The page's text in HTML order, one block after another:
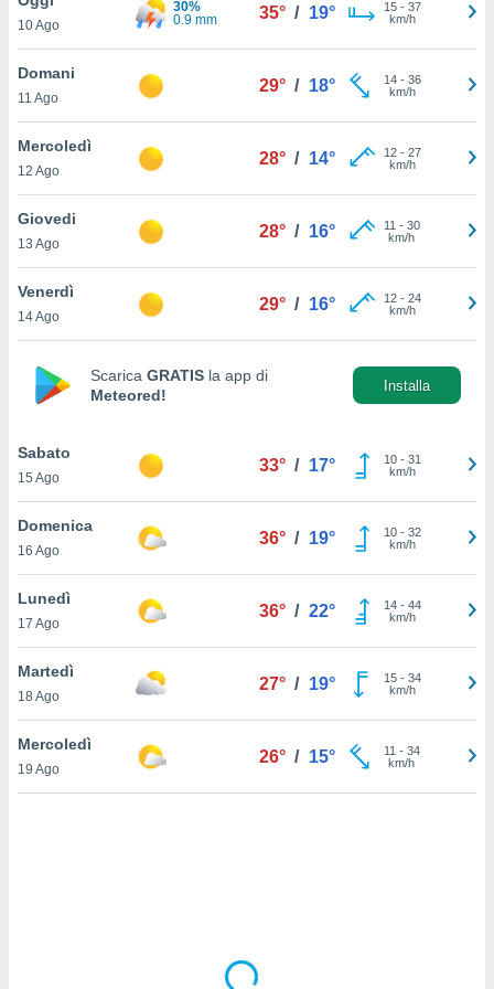
è
al sito
di
ci
di
il
un
la
nella
cookie
il tuo
in
a piè
del
10 Ago
30%
0.9 mm
35° / 19° 15- 37
km/h
Domani
11 Ago
29° / 18° 14- 36
km/h
Mercoledì
12 Ago
28° / 14° 12- 27
km/h
Giovedi
13 Ago
28° / 16° 11 - 30
km/h
Venerdì
14 Ago
29° / 16° 12- 24
km/h
Scarica GRATIS la app di
Meteored!
Installa
Sabato
15 Ago
33° / 17° 10- 31
km/h
Domenica
16 Ago
36° / 19° 10- 32
km/h
Lunedì
17 Ago
36° / 22° 14- 44
km/h
Martedì
18 Ago
27° / 19° 15- 34
km/h
Mercoledì
19 Ago
26° / 15° 11 - 34
km/h